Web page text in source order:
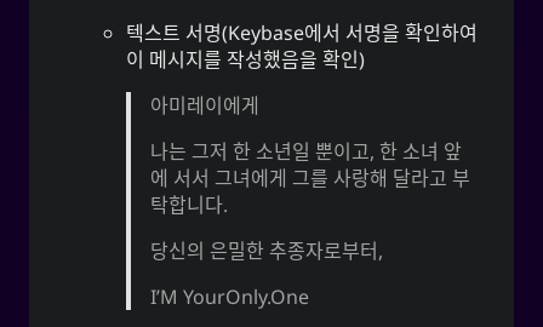
텍스트 서명(Keybase에서 서명을 확인하여
이 메시지를 작성했음을 확인)
아미레이에게
나는 그저 한 소년일 뿐이고, 한 소녀 앞
에 서서 그녀에게 그를 사랑해 달라고 부
탁합니다.
당신의 은밀한 추종자로부터,
I’M YourOnly.One